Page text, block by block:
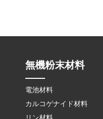
無機粉末材料
電池材料
カルコゲナイド材料